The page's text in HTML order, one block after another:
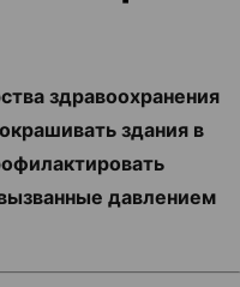
здравоохранения
здания в
давлением